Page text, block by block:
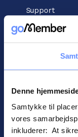
Denne
Samtykke til
vores
inkluderer: At
Support
Kunnskapsbank
Støttesenter
Kontakt
informasjon